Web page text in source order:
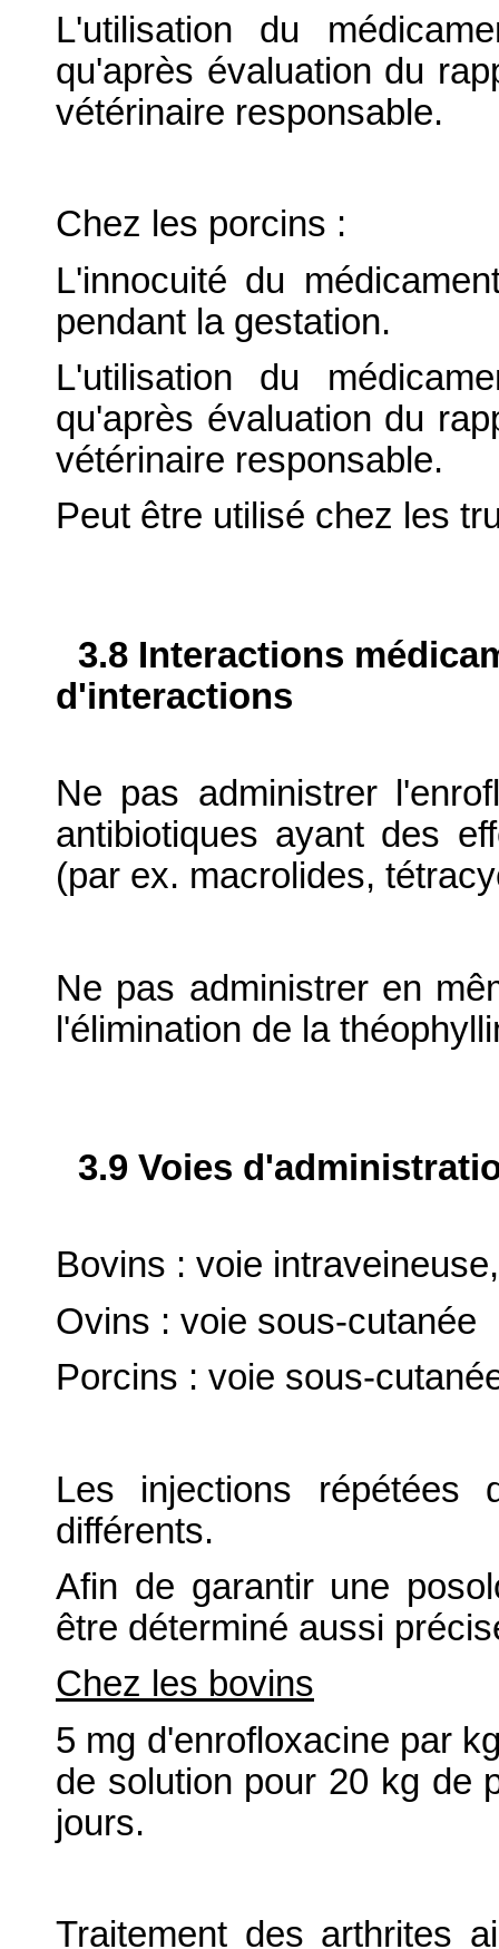
L'utilisation du
qu'après évaluation du
vétérinaire responsable.
Chez les porcins :
L'innocuité du
pendant la gestation.
L'utilisation du
qu'après évaluation du
vétérinaire responsable.
Peut être utilisé chez les
3.8 Interactions
d'interactions
Ne pas administrer
antibiotiques ayant des
(par ex. macrolides,
Ne pas administrer en
l'élimination de la
3.9 Voies
Bovins : voie
Ovins : voie sous-cutanée
Porcins : voie sous-
Les injections
différents.
Afin de garantir une
être déterminé aussi
Chez les bovins
5 mg d'enrofloxacine par
de solution pour 20 kg de
jours.
Traitement des arthrites